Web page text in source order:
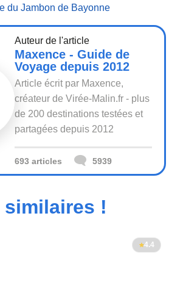
du Jambon de Bayonne
Auteur de l'article
Maxence - Guide de
Voyage depuis 2012
Article écrit par Maxence,
créateur de Virée-Malin.fr - plus
de 200 destinations testées et
partagées depuis 2012
693 articles 5939
!
4.4